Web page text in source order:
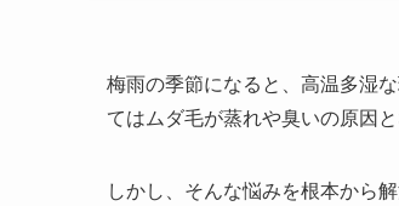
梅雨の季節になると、高温多湿
てはムダ毛が蒸れや臭いの原因
しかし、そんな悩みを根本から